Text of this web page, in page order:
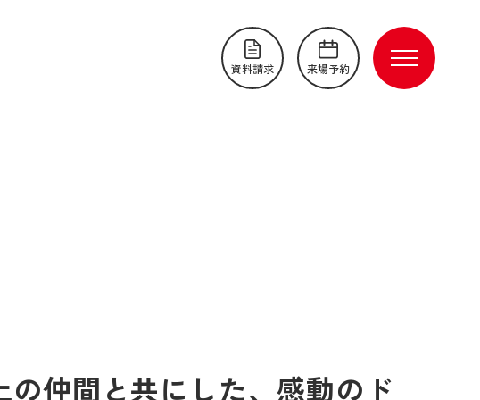
資料請求 来場予約
の仲間と共にした、感動のド